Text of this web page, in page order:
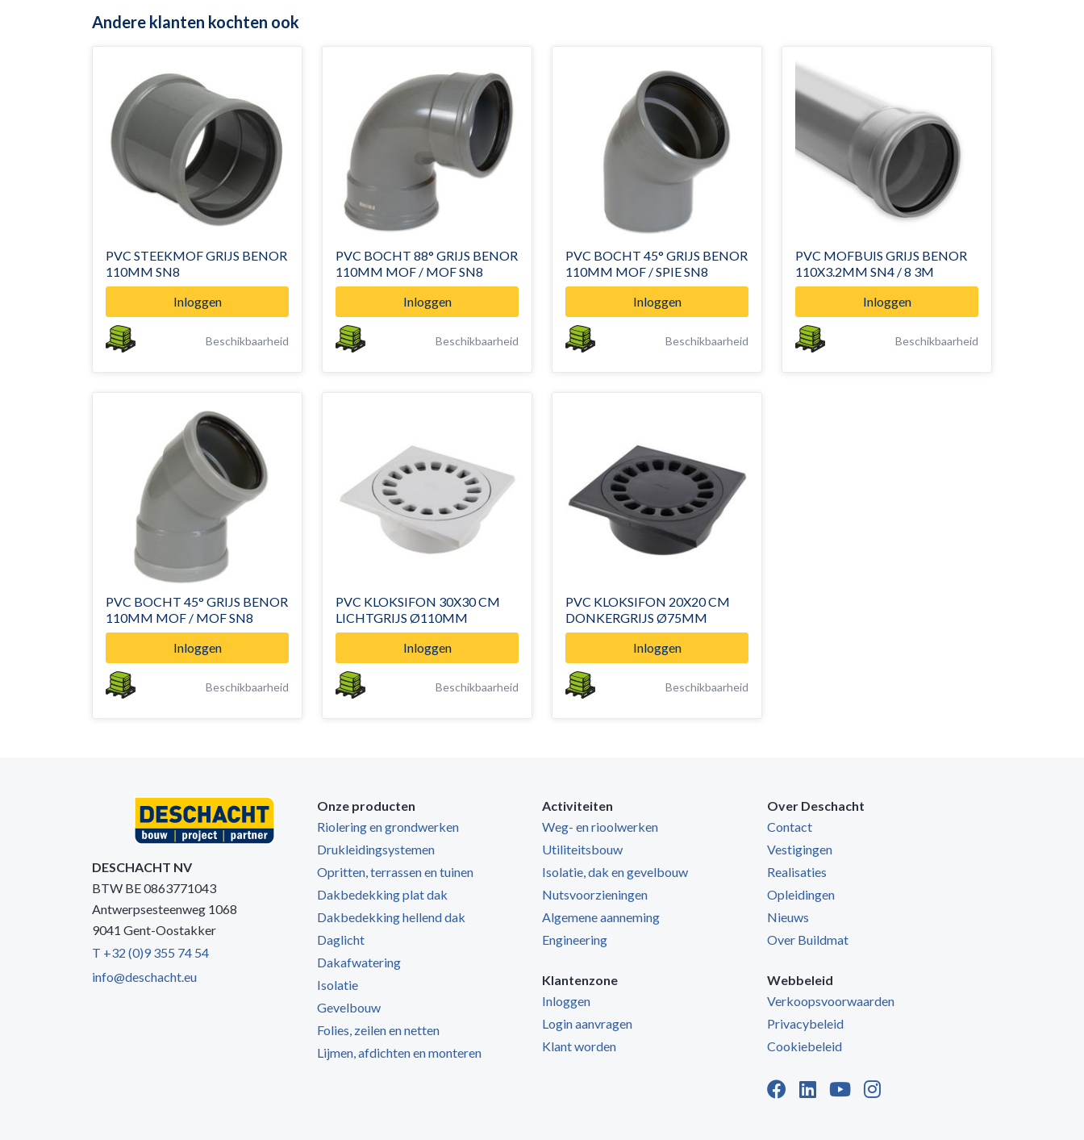
Andere klanten kochten ook
PVC STEEKMOF GRIJS BENOR
110MM SN8
Inloggen
Beschikbaarheid
PVC BOCHT 88° GRIJS BENOR
110MM MOF / MOF SN8
Inloggen
Beschikbaarheid
PVC BOCHT 45° GRIJS BENOR
110MM MOF / SPIE SN8
Inloggen
Beschikbaarheid
PVC MOFBUIS GRIJS BENOR
110X3.2MM SN4 / 8 3M
Inloggen
Beschikbaarheid
PVC BOCHT 45° GRIJS BENOR
110MM MOF / MOF SN8
Inloggen
Beschikbaarheid
PVC KLOKSIFON 30X30 CM
LICHTGRIJS Ø110MM
Inloggen
Beschikbaarheid
PVC KLOKSIFON 20X20 CM
DONKERGRIJS Ø75MM
Inloggen
Beschikbaarheid
DESCHACHT NV
BTW BE 0863771043
Antwerpsesteenweg 1068
9041 Gent-Oostakker
T +32 (0)9 355 74 54
info@deschacht.eu
Onze producten
Riolering en grondwerken
Drukleidingsystemen
Opritten, terrassen en tuinen
Dakbedekking plat dak
Dakbedekking hellend dak
Daglicht
Dakafwatering
Isolatie
Gevelbouw
Folies, zeilen en netten
Lijmen, afdichten en monteren
Activiteiten
Weg- en rioolwerken
Utiliteitsbouw
Isolatie, dak en gevelbouw
Nutsvoorzieningen
Algemene aanneming
Engineering
Klantenzone
Inloggen
Login aanvragen
Klant worden
Over Deschacht
Contact
Vestigingen
Realisaties
Opleidingen
Nieuws
Over Buildmat
Webbeleid
Verkoopsvoorwaarden
Privacybeleid
Cookiebeleid